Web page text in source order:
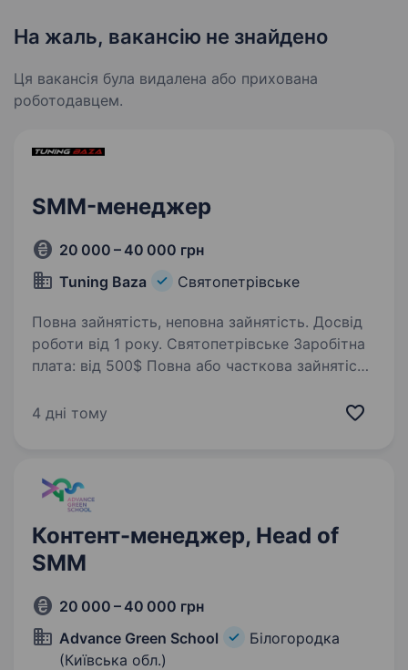
На жаль, вакансію не знайдено
Ця вакансія була видалена або прихована
роботодавцем.
SMM-менеджер
20 000 – 40 000 грн
Tuning Baza
Святопетрівське
Повна зайнятість, неповна зайнятість. Досвід
роботи від 1 року. Святопетрівське Заробітна
плата: від 500$ Повна або часткова зайнятість
займається тюнінгом, діагностикою,
4 дні тому
Контент-менеджер, Head of
SMM
20 000 – 40 000 грн
Advance Green School
Білогородка
(Київська обл.)